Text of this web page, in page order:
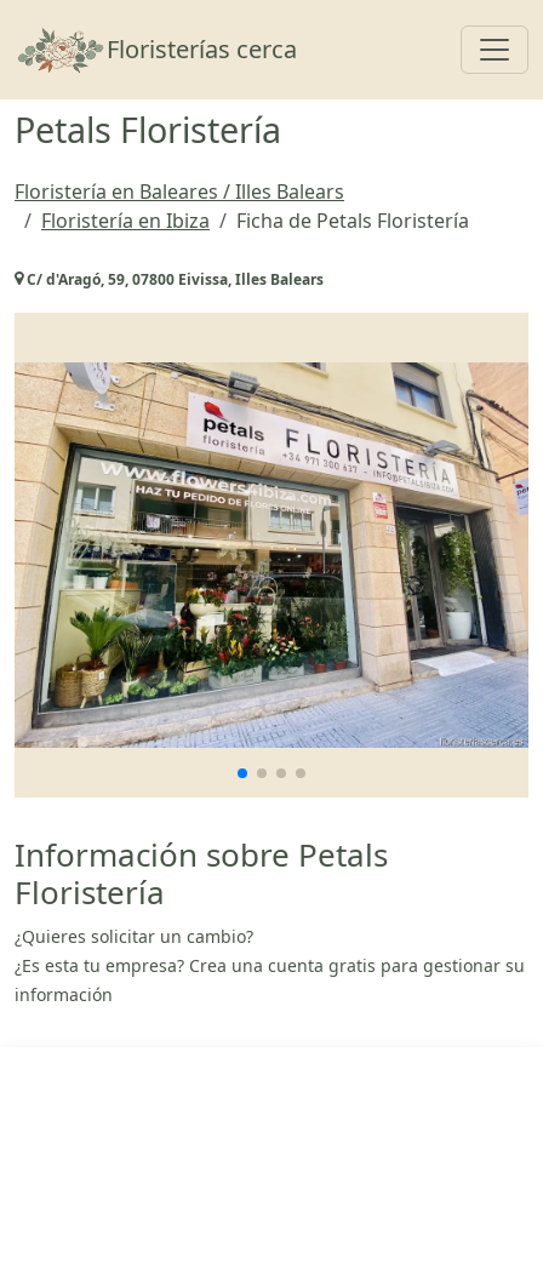
Floristerías cerca
Petals Floristería
Floristería en Baleares / Illes Balears
Floristería en Ibiza
Ficha de Petals Floristería
C/ d'Aragó, 59, 07800 Eivissa, Illes Balears
Información sobre Petals
Floristería
¿Quieres solicitar un cambio?
¿Es esta tu empresa? Crea una cuenta gratis para gestionar su
información